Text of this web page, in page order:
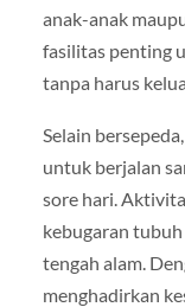
anak-anak
fasilitas penting
tanpa harus
Selain
untuk berjalan
sore hari.
kebugaran
tengah alam.
menghadirkan